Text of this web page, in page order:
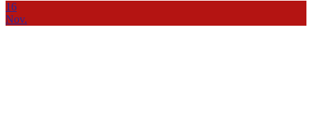
16
Nov.